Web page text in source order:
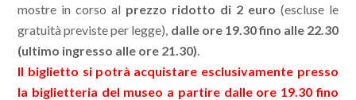
mostre in corso al prezzo ridotto di 2 euro (escluse le
gratuità previste per legge), dalle ore 19.30 fino alle 22.30
(ultimo ingresso alle ore 21.30)
Il biglietto si potrà acquistare esclusivamente presso
la biglietteria del museo a partire dalle ore 19.30 fino